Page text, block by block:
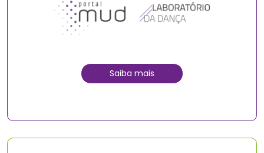
Saiba mais